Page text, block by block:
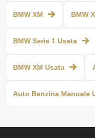
BMW XM BMW
BMW Serie 1 Usata
BMW XM Usata
Auto Benzina Manuale